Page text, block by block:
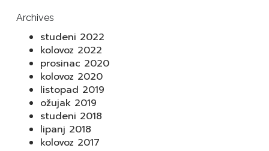
Archives
studeni 2022
kolovoz 2022
prosinac 2020
kolovoz 2020
listopad 2019
ožujak 2019
studeni 2018
lipanj 2018
kolovoz 2017